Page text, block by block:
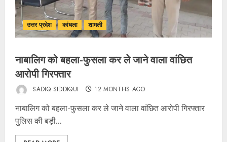
उत्तर प्रदेश कांधला शामली
नाबालिग को बहला-फुसला कर ले जाने वाला वांछित
आरोपी गिरफ्तार
SADIQ SIDDIQUI 12 MONTHS AGO
नाबालिग को बहला-फुसला कर ले जाने वाला वांछित आरोपी गिरफ्तार
पुलिस की बड़ी...